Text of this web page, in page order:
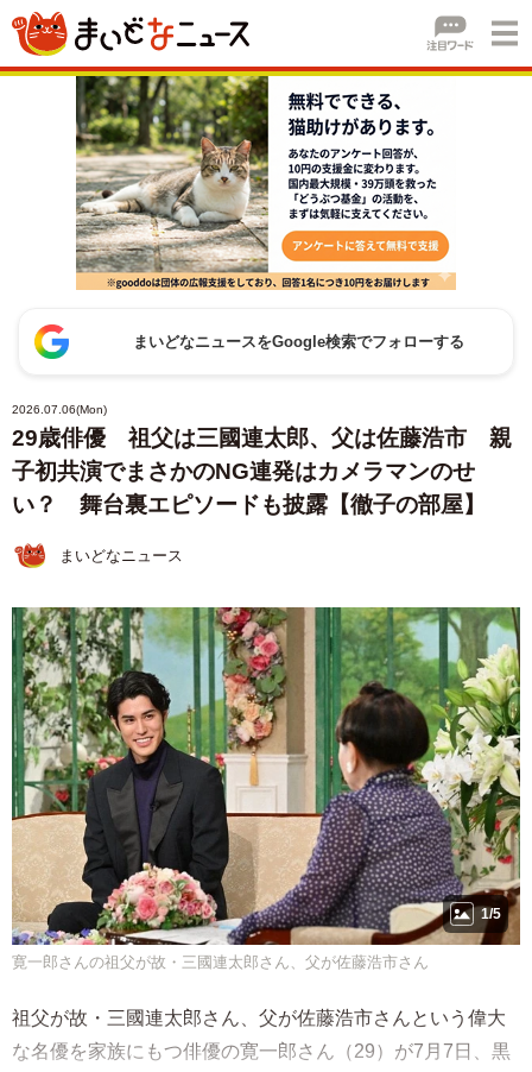
まいどなニュースをGoogle検索でフォローする
2026.07.06(Mon)
29歳俳優 祖父は三國連太郎、父は佐藤浩市 親
子初共演でまさかのNG連発はカメラマンのせ
い？ 舞台裏エピソードも披露【徹子の部屋】
まいどなニュース
1/5
寛一郎さんの祖父が故・三國連太郎さん、父が佐藤浩市さん
祖父が故・三國連太郎さん、父が佐藤浩市さんという偉大
な名優を家族にもつ俳優の寛一郎さん（29）が7月7日、黒